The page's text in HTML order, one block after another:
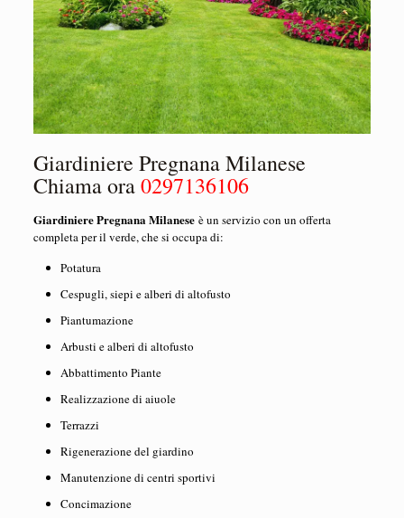
Giardiniere Pregnana Milanese
Chiama ora0297136106
Giardiniere Pregnana Milanese è un servizio con un offerta
completa per il verde, che si occupa di:
Potatura
Cespugli, siepi e alberi di altofusto
Piantumazione
Arbusti e alberi di altofusto
Abbattimento Piante
Realizzazione di aiuole
Terrazzi
Rigenerazione del giardino
Manutenzione di centri sportivi
Concimazione